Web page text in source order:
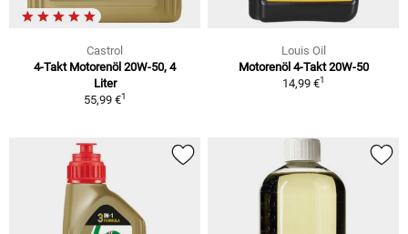
Castrol
4-Takt Motorenöl 20W-50, 4
Liter
55,99 €1
Louis Oil
Motorenöl 4-Takt 20W-50
14,99 €1